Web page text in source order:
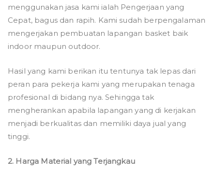
menggunakan jasa kami ialah Pengerjaan yang
Cepat, bagus dan rapih. Kami sudah berpengalaman
mengerjakan pembuatan lapangan basket baik
indoor maupun outdoor.
Hasil yang kami berikan itu tentunya tak lepas dari
peran para pekerja kami yang merupakan tenaga
profesional di bidang nya. Sehingga tak
mengherankan apabila lapangan yang di kerjakan
menjadi berkualitas dan memiliki daya jual yang
tinggi.
2. Harga Material yang Terjangkau